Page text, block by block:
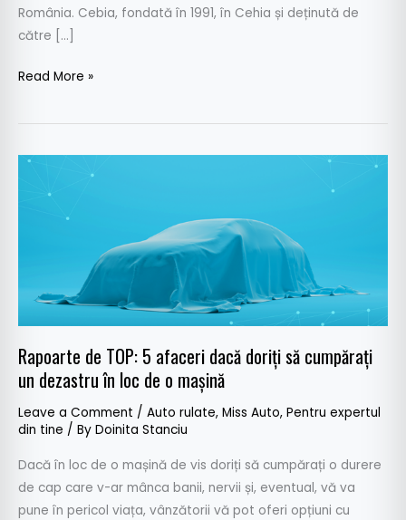
România. Cebia, fondată în 1991, în Cehia și deținută de
către […]
Read More »
Rapoarte de TOP: 5 afaceri dacă doriți să cumpărați
un dezastru în loc de o mașină
Leave a Comment / Auto rulate, Miss Auto, Pentru expertul
din tine / By Doinita Stanciu
Dacă în loc de o mașină de vis doriți să cumpărați o durere
de cap care v-ar mânca banii, nervii și, eventual, vă va
pune în pericol viața, vânzătorii vă pot oferi opțiuni cu
Rapoarte
doriți
să
cumpărați
un
dezastru
în
loc
de
o
mașină